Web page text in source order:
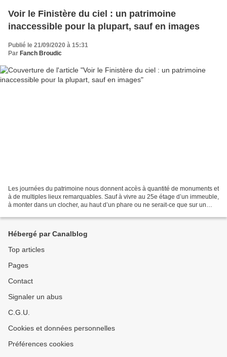
Voir le Finistère du ciel : un patrimoine
inaccessible pour la plupart, sauf en images
Publié le 21/09/2020 à 15:31
Par Fanch Broudic
Les journées du patrimoine nous donnent accès à quantité de monuments et
à de multiples lieux remarquables. Sauf à vivre au 25e étage d’un immeuble,
à monter dans un clocher, au haut d’un phare ou ne serait-ce que sur un
Hébergé par Canalblog
Top articles
Pages
Contact
Signaler un abus
C.G.U.
Cookies et données personnelles
Préférences cookies